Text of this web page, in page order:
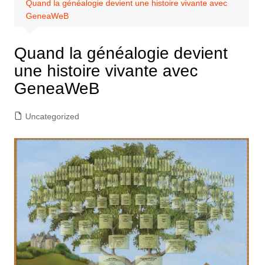
Quand la généalogie devient une histoire vivante avec
GeneaWeB
Quand la généalogie devient
une histoire vivante avec
GeneaWeB
Uncategorized